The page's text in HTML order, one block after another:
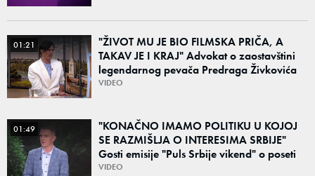
01:21
"ŽIVOT MU JE BIO FILMSKA PRIČA, A
TAKAV JE I KRAJ" Advokat o zaostavštini
legendarnog pevača Predraga Živkovića
Tozovca: "Isključenje iz testamenta je
VIDEO
01:49
"KONAČNO IMAMO POLITIKU U KOJOJ
SE RAZMIŠLJA O INTERESIMA SRBIJE"
Gosti emisije "Puls Srbije vikend" o poseti
Zelenskog Beogradu: "Otvaraju se nova
VIDEO